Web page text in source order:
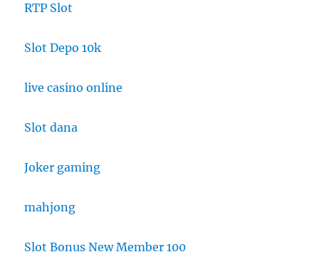
RTP Slot
Slot Depo 10k
live casino online
Slot dana
Joker gaming
mahjong
Slot Bonus New Member 100